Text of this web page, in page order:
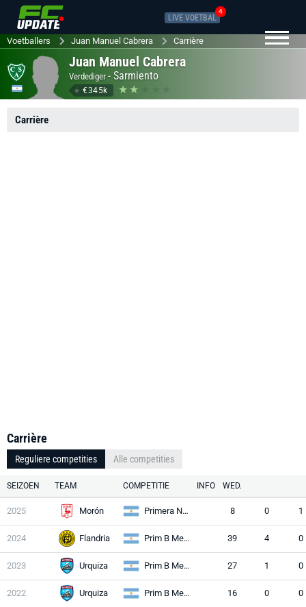
LIVE VOETBAL
4
Voetballers Juan Manuel Cabrera Carrière
Juan Manuel Cabrera
Verdediger - Sarmiento
€345k
Carrière
Carrière
Reguliere competities Alle competities
SEIZOEN TEAM COMPETITIE INFO WED.
2025 Morón Primera Nacional 8 0 1
2024 Flandria Prim B Metro 39 4 0
2023 Urquiza Prim B Metro 27 1 0
2022 Urquiza Prim B Metro 16 0 0